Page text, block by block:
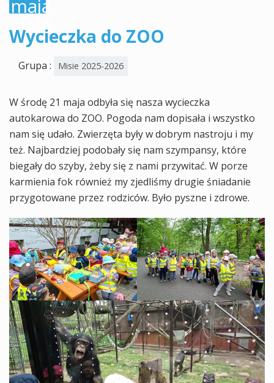
maja,
2026
Wycieczka do ZOO
Grupa : Misie 2025-2026
W środę 21 maja odbyła się nasza wycieczka
autokarowa do ZOO. Pogoda nam dopisała i wszystko
nam się udało. Zwierzęta były w dobrym nastroju i my
też. Najbardziej podobały się nam szympansy, które
biegały do szyby, żeby się z nami przywitać. W porze
karmienia fok również my zjedliśmy drugie śniadanie
przygotowane przez rodziców. Było pyszne i zdrowe.